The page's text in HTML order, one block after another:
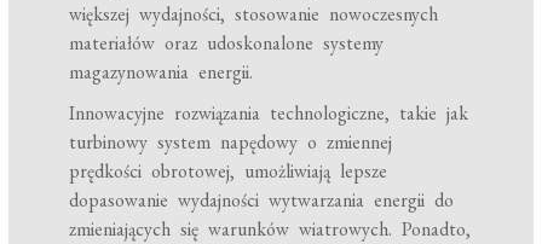
większej wydajności, stosowanie nowoczesnych
materiałów oraz udoskonalone systemy
magazynowania energii.
Innowacyjne rozwiązania technologiczne, takie jak
turbinowy system napędowy o zmiennej
prędkości obrotowej, umożliwiają lepsze
dopasowanie wydajności wytwarzania energii do
zmieniających się warunków wiatrowych. Ponadto,